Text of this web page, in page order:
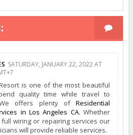
SATURDAY, JANUARY 22, 2022 AT
is one of the most beautiful
quality time while travel to
We offers plenty ofResidential
in Los Angeles CA. Whether
wiring or repairing services our
will provide reliable services.